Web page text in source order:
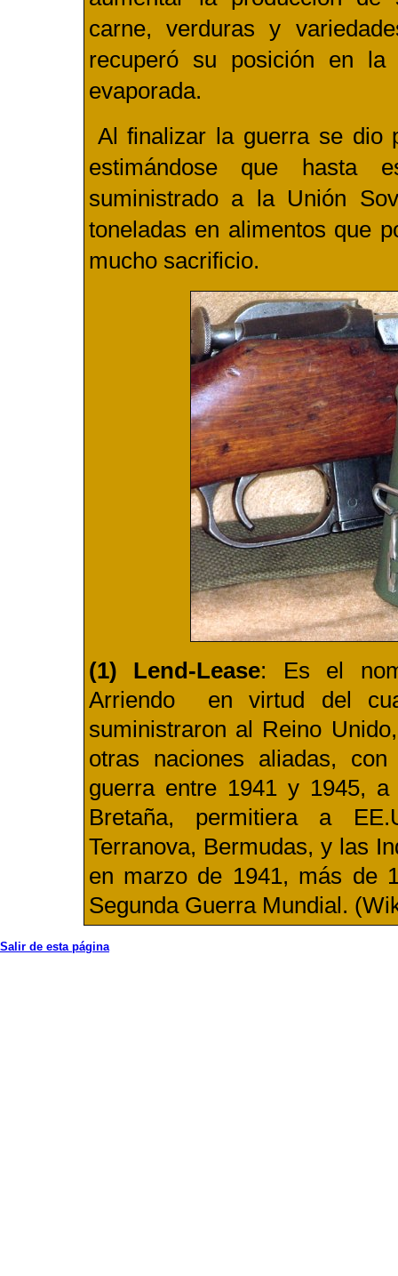
carne, verduras y
recuperó su posición en la
evaporada.
Al finalizar la guerra se dio
estimándose que hasta
suministrado a la Unión
toneladas en alimentos que
mucho sacrificio.
(1) Lend-Lease: Es el
Arriendo en virtud del
suministraron al Reino Unido
otras naciones aliadas,
guerra entre 1941 y 1945,
Bretaña, permitiera a
Terranova, Bermudas, y las
en marzo de 1941, más de
Segunda Guerra Mundial.
Salir de esta página